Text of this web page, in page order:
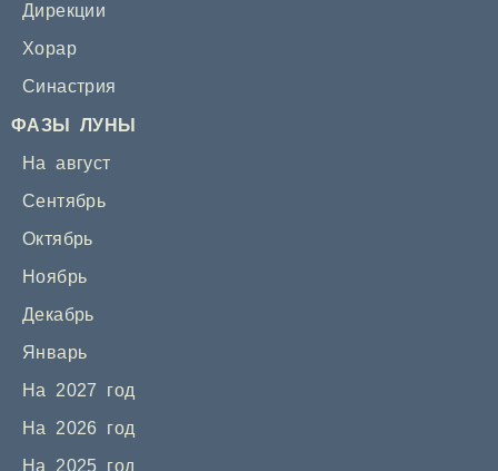
Дирекции
Хорар
Синастрия
ФАЗЫ ЛУНЫ
На август
Сентябрь
Октябрь
Ноябрь
Декабрь
Январь
На 2027 год
На 2026 год
На 2025 год